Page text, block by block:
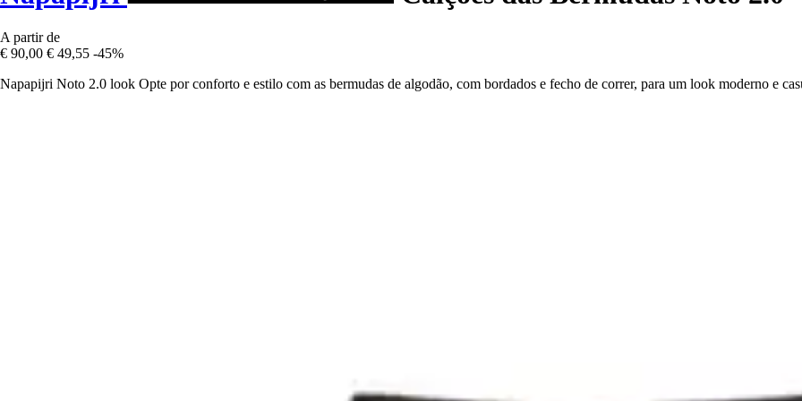
A partir de
€ 90,00 € 49,55 -45%
Napapijri Noto 2.0 look Opte por conforto e estilo com as bermudas de algodão, com bordados e fecho de correr, para um look moderno e